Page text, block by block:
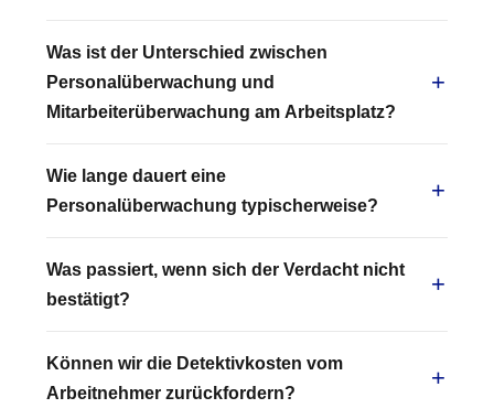
Was ist der Unterschied zwischen
Personalüberwachung und
Mitarbeiterüberwachung am Arbeitsplatz?
Wie lange dauert eine
Personalüberwachung typischerweise?
Was passiert, wenn sich der Verdacht nicht
bestätigt?
Können wir die Detektivkosten vom
Arbeitnehmer zurückfordern?